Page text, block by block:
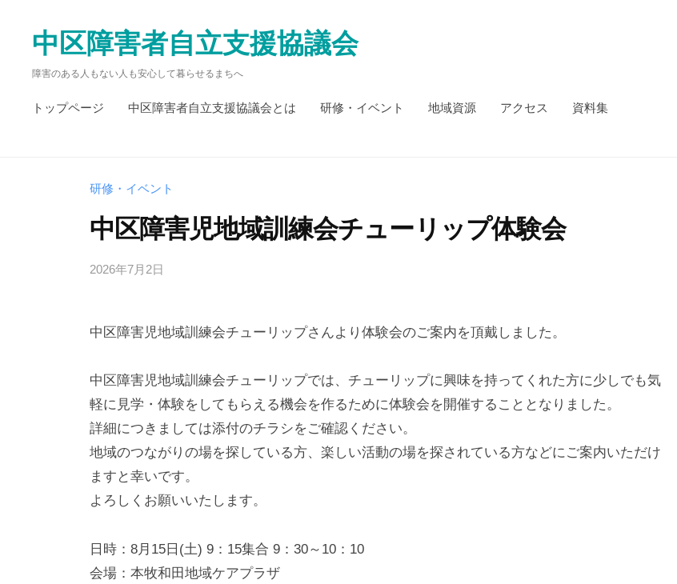
中区障害者自立支援協議会
障害のある人もない人も安心して暮らせるまちへ
トップページ 中区障害者自立支援協議会とは 研修・イベント 地域資源 アクセス 資料集
研修・イベント
中区障害児地域訓練会チューリップ体験会
2026年7月2日
区
害
者
自
援
協
会
中区障害児地域訓練会チューリップさんより体験会のご案内を頂戴しました。
中区障害児地域訓練会チューリップでは、チューリップに興味を持ってくれた方に少しでも気
軽に見学・体験をしてもらえる機会を作るために体験会を開催することとなりました。
詳細につきましては添付のチラシをご確認ください。
地域のつながりの場を探している方、楽しい活動の場を探されている方などにご案内いただけ
ますと幸いです。
よろしくお願いいたします。
日時：8月15日(土) 9：15集合 9：30～10：10
会場：本牧和田地域ケアプラザ